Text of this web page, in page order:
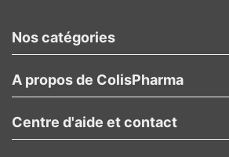
Nos catégories
A propos de ColisPharma
Centre d'aide et contact